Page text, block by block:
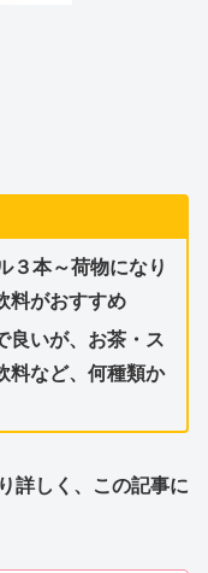
３本～荷物になり
料がおすすめ
良いが、お茶・ス
料など、何種類か
詳しく、この記事に